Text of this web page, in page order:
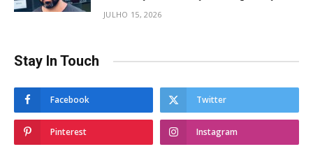
JULHO 15, 2026
Stay In Touch
Facebook Twitter
Pinterest Instagram